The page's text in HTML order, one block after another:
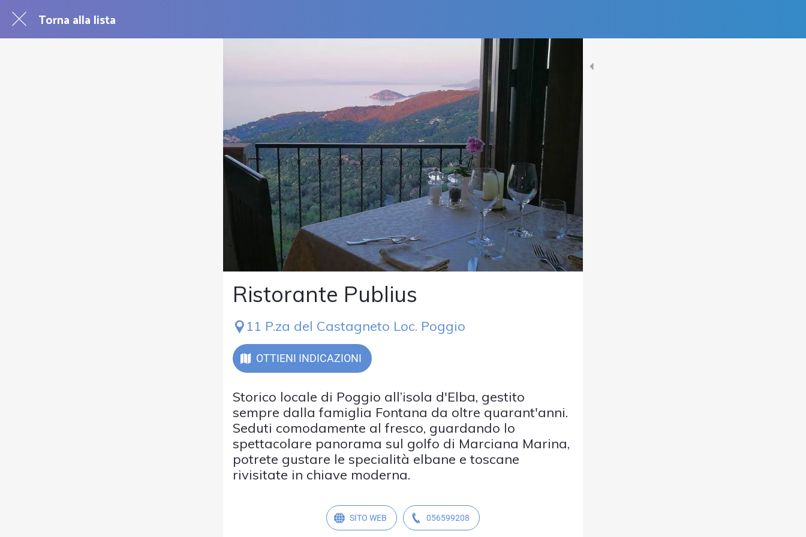
Torna alla lista
Ristorante Publius
11 P.za del Castagneto Loc. Poggio
OTTIENI INDICAZIONI
Storico locale di Poggio all’isola d'Elba, gestito
sempre dalla famiglia Fontana da oltre quarant'anni.
Seduti comodamente al fresco, guardando lo
spettacolare panorama sul golfo di Marciana Marina,
potrete gustare le specialità elbane e toscane
rivisitate in chiave moderna.
SITO WEB 056599208